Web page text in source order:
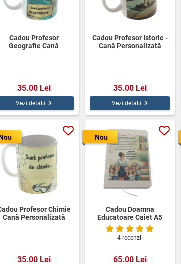
Cadou Profesor
Geografie Cană
35.00 Lei
Vezi detalii
Cadou Profesor Istorie -
Cană Personalizată
35.00 Lei
Vezi detalii
Profesor Chimie
Cană Personalizată
35.00 Lei
Cadou Doamna
Educatoare Caiet A5
Personalizat
4 recenzii
65.00 Lei
Nou